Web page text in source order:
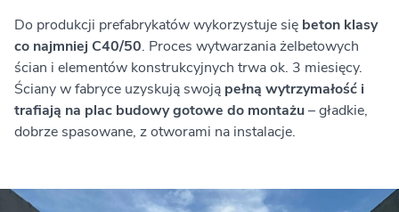
Do produkcji prefabrykatów wykorzystuje się beton klasy
co najmniej C40/50. Proces wytwarzania żelbetowych
ścian i elementów konstrukcyjnych trwa ok. 3 miesięcy.
Ściany w fabryce uzyskują swoją pełną wytrzymałość i
trafiają na plac budowy gotowe do montażu– gładkie,
dobrze spasowane, z otworami na instalacje.